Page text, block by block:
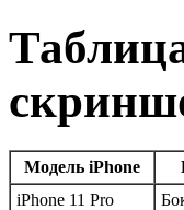
Модель iPhone
iPhone 11 Pro